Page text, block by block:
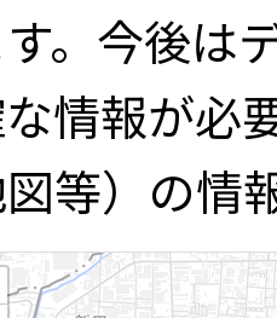
。今後は
情報が必
等）の情